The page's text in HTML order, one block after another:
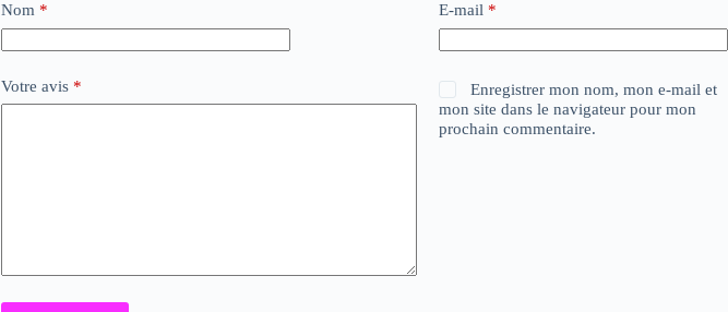
Nom * E-mail *
Votre avis *
Enregistrer mon nom, mon e-mail et
mon site dans le navigateur pour mon
prochain commentaire.